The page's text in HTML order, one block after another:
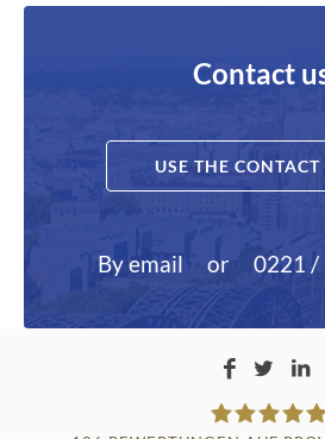
Contact
USE THE CONTACT
By email or 0221 /